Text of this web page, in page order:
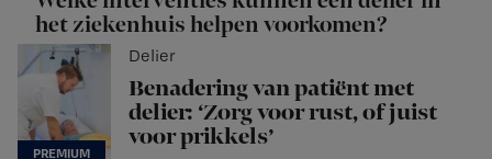
het ziekenhuis helpen voorkomen?
Delier
Benadering van patiënt met
delier: ‘Zorg voor rust, of juist
voor prikkels’